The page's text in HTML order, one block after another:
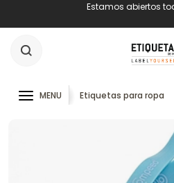
Estamos abiertos
MENU Etiquetas para ropa